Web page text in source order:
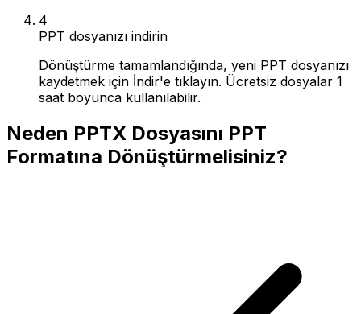
4
PPT dosyanızı indirin
Dönüştürme tamamlandığında, yeni PPT dosyanızı
kaydetmek için İndir'e tıklayın. Ücretsiz dosyalar 1
saat boyunca kullanılabilir.
Neden PPTX Dosyasını PPT
Formatına Dönüştürmelisiniz?